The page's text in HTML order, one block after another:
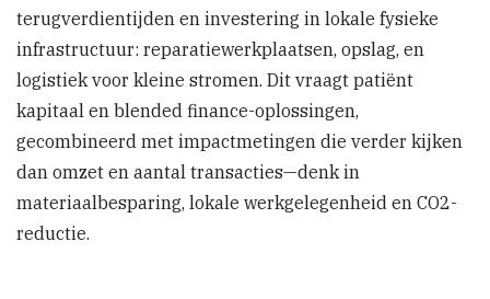
terugverdientijden en investering in lokale fysieke
infrastructuur: reparatiewerkplaatsen, opslag, en
logistiek voor kleine stromen. Dit vraagt patiënt
kapitaal en blended finance-oplossingen,
gecombineerd met impactmetingen die verder kijken
dan omzet en aantal transacties—denk in
materiaalbesparing, lokale werkgelegenheid en CO2-
reductie.